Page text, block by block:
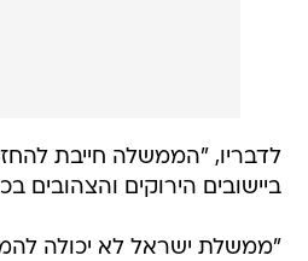
לדבריו, "הממשלה חייבת
ביישובים הירוקים והצהובים
"ממשלת ישראל לא יכולה